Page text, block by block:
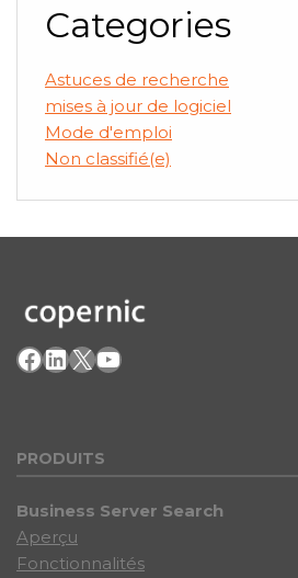
Categories
Astuces de recherche
mises à jour de logiciel
Mode d'emploi
Non classifié(e)
Facebook
LinkedIn
X YouTube
PRODUITS
Business Server Search
Aperçu
Fonctionnalités